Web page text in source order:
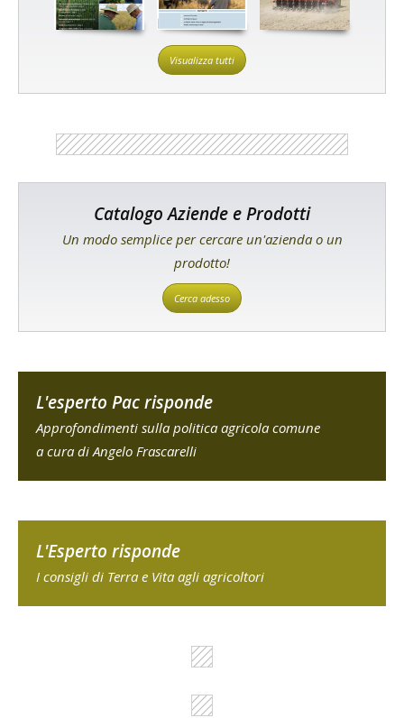
Visualizza tutti
Catalogo Aziende e Prodotti
Un modo semplice per cercare un'azienda o un
prodotto!
Cerca adesso
L'esperto Pac risponde
Approfondimenti sulla politica agricola comune
a cura di Angelo Frascarelli
L'Esperto risponde
I consigli di Terra e Vita agli agricoltori